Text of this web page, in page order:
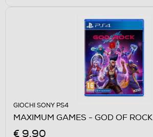
GIOCHI SONY PS4
MAXIMUM GAMES - GOD OF ROCK
€ 9,90